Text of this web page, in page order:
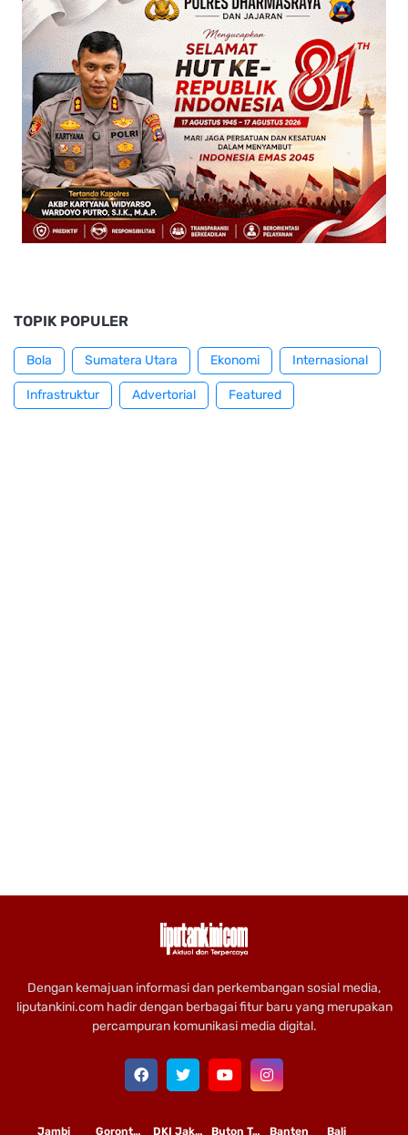
TOPIK POPULER
Bola Sumatera Utara Ekonomi Internasional
Infrastruktur Advertorial Featured
Dengan kemajuan informasi dan perkembangan sosial media,
liputankini.com hadir dengan berbagai fitur baru yang merupakan
percampuran komunikasi media digital.
Bali
Banten
Buton Tengah
DKI Jakarta
Gorontalo
Jambi